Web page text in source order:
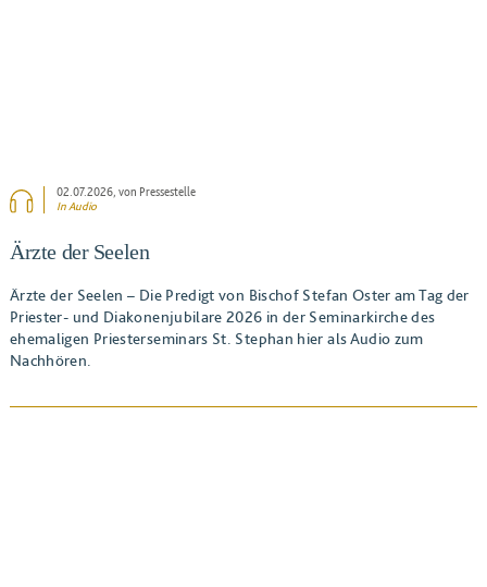
02.07.2026, von Pressestelle
In Audio
Ärzte der Seelen
Ärzte der Seelen – Die Predigt von Bischof Stefan Oster am Tag der
Priester- und Diakonenjubilare 2026 in der Seminarkirche des
ehemaligen Priesterseminars St. Stephan hier als Audio zum
Nachhören.